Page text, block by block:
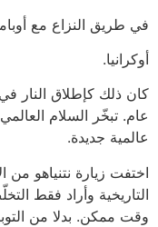
في طريق النزاع مع
أوكرانيا.
كان ذلك كإطلاق النار
عام. تبخّر السلام
عالمية جديدة.
اختفت زيارة نتنياهو من
التاريخية وأراد فقط
وقت ممكن. بدلا من